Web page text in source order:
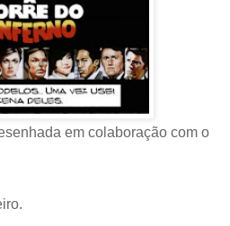
em colaboração com o